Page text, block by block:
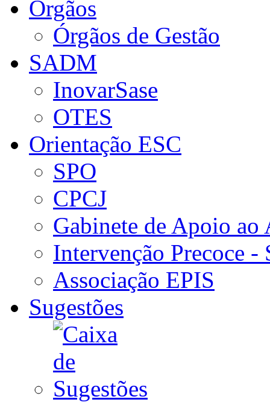
Órgãos
Órgãos de Gestão
SADM
InovarSase
OTES
Orientação ESC
SPO
CPCJ
Gabinete de Apoio ao
Intervenção Precoce -
Associação EPIS
Sugestões